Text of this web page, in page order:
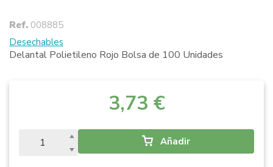
Ref. 008885
Desechables
Delantal Polietileno Rojo Bolsa de 100 Unidades
3,73 €
Añadir